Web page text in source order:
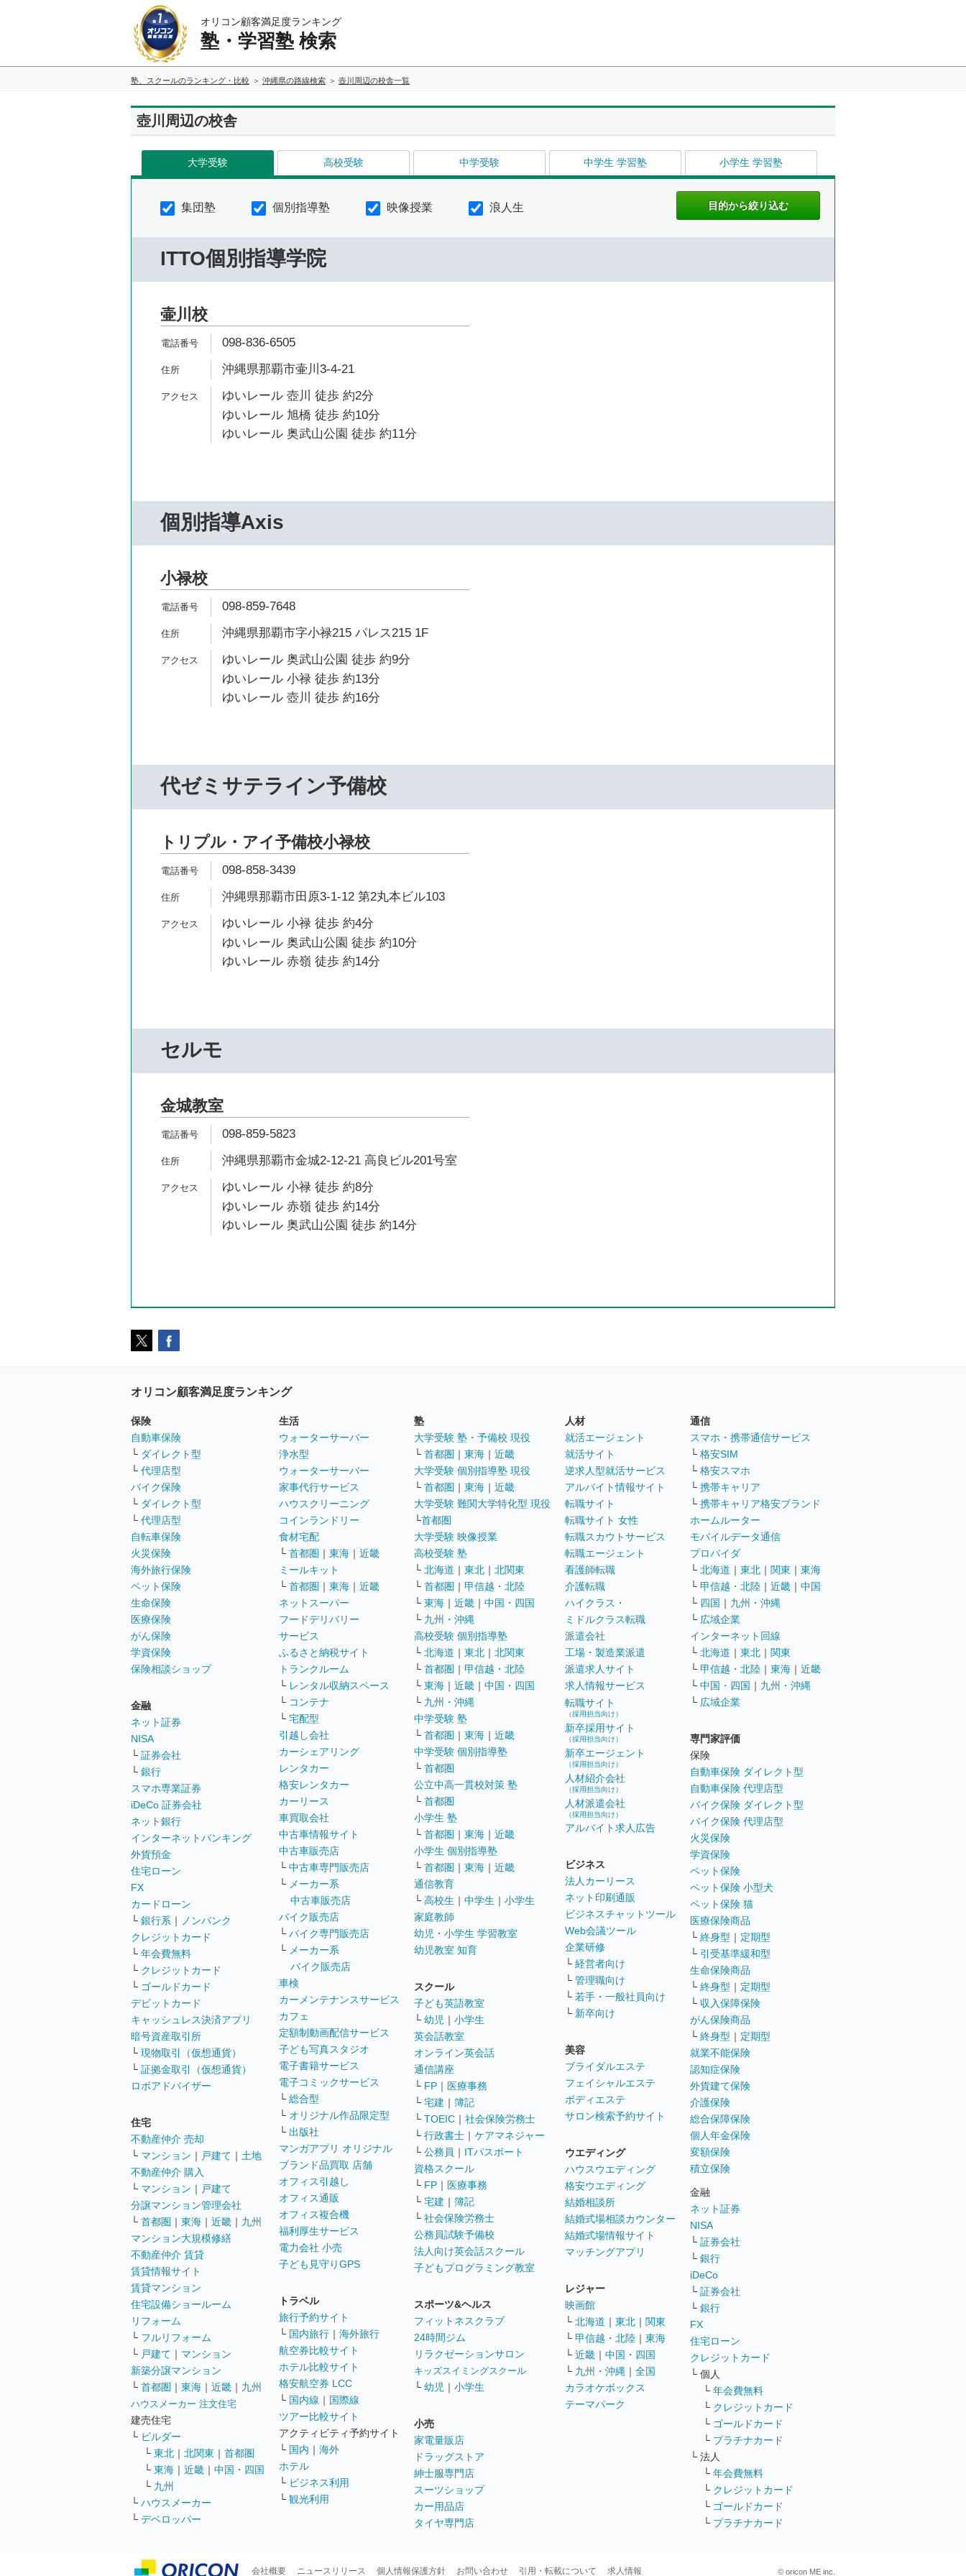
オリコン顧客満足度ランキング
塾・学習塾 検索
塾、スクールのランキング・比較 沖縄県の路線検索 壺川周辺の校舎一覧
壺川周辺の校舎
大学受験 高校受験 中学受験 中学生 学習塾 小学生 学習塾
集団塾 個別指導塾 映像授業 浪人生
ITTO個別指導学院
壷川校
098-836-6505
沖縄県那覇市壷川3-4-21
ゆいレール 壺川 徒歩 約2分
ゆいレール 旭橋 徒歩 約10分
ゆいレール 奥武山公園 徒歩 約11分
個別指導Axis
小禄校
098-859-7648
沖縄県那覇市字小禄215 パレス215 1F
ゆいレール 奥武山公園 徒歩 約9分
ゆいレール 小禄 徒歩 約13分
ゆいレール 壺川 徒歩 約16分
代ゼミサテライン予備校
トリプル・アイ予備校小禄校
098-858-3439
沖縄県那覇市田原3-1-12 第2丸本ビル103
ゆいレール 小禄 徒歩 約4分
ゆいレール 奥武山公園 徒歩 約10分
ゆいレール 赤嶺 徒歩 約14分
セルモ
金城教室
098-859-5823
沖縄県那覇市金城2-12-21 高良ビル201号室
ゆいレール 小禄 徒歩 約8分
ゆいレール 赤嶺 徒歩 約14分
ゆいレール 奥武山公園 徒歩 約14分
オリコン顧客満足度ランキング
保険
自動車保険
└ ダイレクト型
└ 代理店型
バイク保険
└ ダイレクト型
└ 代理店型
自転車保険
火災保険
海外旅行保険
ペット保険
生命保険
医療保険
がん保険
学資保険
保険相談ショップ
金融
ネット証券
NISA
└ 証券会社
└ 銀行
スマホ専業証券
iDeCo 証券会社
ネット銀行
インターネットバンキング
外貨預金
住宅ローン
FX
カードローン
└ 銀行系 ｜
ノンバンク
クレジットカード
└ 年会費無料
└ クレジットカード
└ ゴールドカード
デビットカード
キャッシュレス決済アプリ
暗号資産取引所
└ 現物取引（仮想通貨）
└ 証拠金取引（仮想通貨）
ロボアドバイザー
住宅
不動産仲介 売却
└ マンション ｜ 戸建て ｜ 土地
不動産仲介 購入
└ マンション ｜ 戸建て
分譲マンション管理会社
└ 首都圏 ｜ 東海 ｜ 近畿 ｜ 九州
マンション大規模修繕
不動産仲介 賃貸
賃貸情報サイト
賃貸マンション
住宅設備ショールーム
リフォーム
└ フルリフォーム
└ 戸建て ｜ マンション
新築分譲マンション
└ 首都圏 ｜ 東海 ｜ 近畿 ｜ 九州
ハウスメーカー 注文住宅
建売住宅
└ ビルダー
└ 東北 ｜ 北関東 ｜ 首都圏
└ 東海 ｜ 近畿 ｜ 中国・四国
└ 九州
└ ハウスメーカー
└ デベロッパー
生活
ウォーターサーバー
浄水型
ウォーターサーバー
家事代行サービス
ハウスクリーニング
コインランドリー
食材宅配
└ 首都圏 ｜ 東海 ｜ 近畿
ミールキット
└ 首都圏 ｜ 東海 ｜ 近畿
ネットスーパー
フードデリバリー
サービス
ふるさと納税サイト
トランクルーム
└ レンタル収納スペース
└ コンテナ
└ 宅配型
引越し会社
カーシェアリング
レンタカー
格安レンタカー
カーリース
車買取会社
中古車情報サイト
中古車販売店
└ 中古車専門販売店
└ メーカー系
中古車販売店
バイク販売店
└ バイク専門販売店
└ メーカー系
バイク販売店
車検
カーメンテナンスサービス
カフェ
定額制動画配信サービス
子ども写真スタジオ
電子書籍サービス
電子コミックサービス
└ 総合型
└ オリジナル作品限定型
└ 出版社
マンガアプリ オリジナル
ブランド品買取 店舗
オフィス引越し
オフィス通販
オフィス複合機
福利厚生サービス
電力会社 小売
子ども見守りGPS
トラベル
旅行予約サイト
└ 国内旅行 ｜ 海外旅行
航空券比較サイト
ホテル比較サイト
格安航空券 LCC
└ 国内線 ｜ 国際線
ツアー比較サイト
アクティビティ予約サイト
└ 国内 ｜ 海外
ホテル
└ ビジネス利用
└ 観光利用
塾
大学受験 塾・予備校 現役
└ 首都圏 ｜ 東海 ｜ 近畿
大学受験 個別指導塾 現役
└ 首都圏 ｜ 東海 ｜ 近畿
大学受験 難関大学特化型 現役
└首都圏
大学受験 映像授業
高校受験 塾
└ 北海道 ｜ 東北 ｜ 北関東
└ 首都圏 ｜ 甲信越・北陸
└ 東海 ｜ 近畿 ｜ 中国・四国
└ 九州・沖縄
高校受験 個別指導塾
└ 北海道 ｜ 東北 ｜ 北関東
└ 首都圏 ｜ 甲信越・北陸
└ 東海 ｜ 近畿 ｜ 中国・四国
└ 九州・沖縄
中学受験 塾
└ 首都圏 ｜ 東海 ｜ 近畿
中学受験 個別指導塾
└ 首都圏
公立中高一貫校対策 塾
└ 首都圏
小学生 塾
└ 首都圏 ｜ 東海 ｜ 近畿
小学生 個別指導塾
└ 首都圏 ｜ 東海 ｜ 近畿
通信教育
└ 高校生 ｜ 中学生 ｜ 小学生
家庭教師
幼児・小学生 学習教室
幼児教室 知育
スクール
子ども英語教室
└ 幼児 ｜ 小学生
英会話教室
オンライン英会話
通信講座
└ FP ｜ 医療事務
└ 宅建 ｜ 簿記
└ TOEIC ｜ 社会保険労務士
└ 行政書士 ｜ ケアマネジャー
└ 公務員 ｜ ITパスポート
資格スクール
└ FP ｜ 医療事務
└ 宅建 ｜ 簿記
└ 社会保険労務士
公務員試験予備校
法人向け英会話スクール
子どもプログラミング教室
スポーツ&ヘルス
フィットネスクラブ
24時間ジム
リラクゼーションサロン
キッズスイミングスクール
└ 幼児 ｜ 小学生
小売
家電量販店
ドラッグストア
紳士服専門店
スーツショップ
カー用品店
タイヤ専門店
人材
就活エージェント
就活サイト
逆求人型就活サービス
アルバイト情報サイト
転職サイト
転職サイト 女性
転職スカウトサービス
転職エージェント
看護師転職
介護転職
ハイクラス・
ミドルクラス転職
派遣会社
工場・製造業派遣
派遣求人サイト
求人情報サービス
転職サイト
（採用担当向け）
新卒採用サイト
（採用担当向け）
新卒エージェント
（採用担当向け）
人材紹介会社
（採用担当向け）
人材派遣会社
（採用担当向け）
アルバイト求人広告
ビジネス
法人カーリース
ネット印刷通販
ビジネスチャットツール
Web会議ツール
企業研修
└ 経営者向け
└ 管理職向け
└ 若手・一般社員向け
└ 新卒向け
美容
ブライダルエステ
フェイシャルエステ
ボディエステ
サロン検索予約サイト
ウエディング
ハウスウエディング
格安ウエディング
結婚相談所
結婚式場相談カウンター
結婚式場情報サイト
マッチングアプリ
レジャー
映画館
└ 北海道 ｜ 東北 ｜ 関東
└ 甲信越・北陸 ｜ 東海
└ 近畿 ｜ 中国・四国
└ 九州・沖縄 ｜ 全国
カラオケボックス
テーマパーク
通信
スマホ・携帯通信サービス
└ 格安SIM
└ 格安スマホ
└ 携帯キャリア
└ 携帯キャリア格安ブランド
ホームルーター
モバイルデータ通信
プロバイダ
└ 北海道 ｜ 東北 ｜ 関東 ｜ 東海
└ 甲信越・北陸 ｜ 近畿 ｜ 中国
└ 四国 ｜ 九州・沖縄
└ 広域企業
インターネット回線
└ 北海道 ｜ 東北 ｜ 関東
└ 甲信越・北陸 ｜ 東海 ｜ 近畿
└ 中国・四国 ｜ 九州・沖縄
└ 広域企業
専門家評価
保険
自動車保険 ダイレクト型
自動車保険 代理店型
バイク保険 ダイレクト型
バイク保険 代理店型
火災保険
学資保険
ペット保険
ペット保険 小型犬
ペット保険 猫
医療保険商品
└ 終身型 ｜ 定期型
└ 引受基準緩和型
生命保険商品
└ 終身型 ｜ 定期型
└ 収入保障保険
がん保険商品
└ 終身型 ｜ 定期型
就業不能保険
認知症保険
外貨建て保険
介護保険
総合保障保険
個人年金保険
変額保険
積立保険
金融
ネット証券
NISA
└ 証券会社
└ 銀行
iDeCo
└ 証券会社
└ 銀行
FX
住宅ローン
クレジットカード
└ 個人
└ 年会費無料
└ クレジットカード
└ ゴールドカード
└ プラチナカード
└ 法人
└ 年会費無料
└ クレジットカード
└ ゴールドカード
└ プラチナカード
会社概要 ニュースリリース 個人情報保護方針 お問い合わせ 引用・転載について 求人情報 © oricon ME inc.